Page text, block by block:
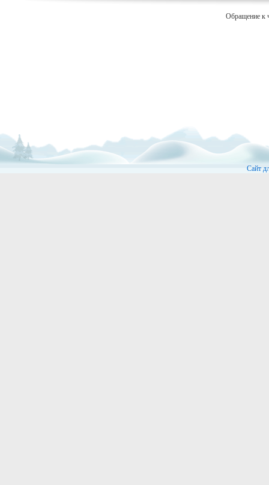
Обращение к
Сайт